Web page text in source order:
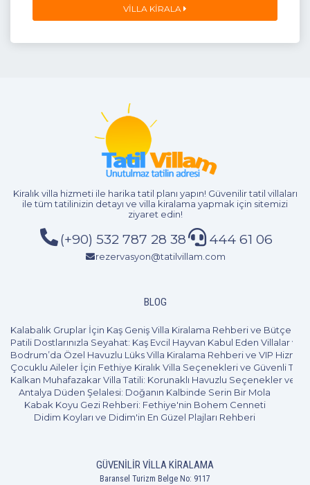
4+1 8 Kişi Beğen
VILLA KIRALA
Kiralık villa hizmetiile harika tatil planı yapın! Güvenilir tatil villaları
ile tüm tatilinizin detayı ve villa kiralama yapmak için sitemizi
ziyaret edin!
(+90) 532 787 28 38 444 61 06
rezervasyon@tatilvillam.com
BLOG
Kalabalık Gruplar İçin Kaş Geniş Villa Kiralama Rehberi ve Bütçe
Patili Dostlarınızla Seyahat: Kaş Evcil Hayvan Kabul Eden Villalar ve
Bodrum’da Özel Havuzlu Lüks Villa Kiralama Rehberi ve VIP
Çocuklu Aileler İçin Fethiye Kiralık Villa Seçenekleri ve Güvenli
Kalkan Muhafazakar Villa Tatili: Korunaklı Havuzlu Seçenekler ve
Antalya Düden Şelalesi: Doğanın Kalbinde Serin Bir Mola
Kabak Koyu Gezi Rehberi: Fethiye'nin Bohem Cenneti
Didim Koyları ve Didim'in En Güzel Plajları Rehberi
GÜVENILIR VILLA KIRALAMA
Baransel Turizm Belge No: 9117